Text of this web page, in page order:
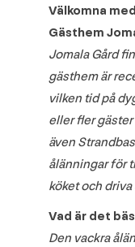
Välkomna
Gästhem
Jomala Gård
gästhem är
vilken tid på
eller fler
även
ålänningar för
köket och
Vad är det
Den vackra